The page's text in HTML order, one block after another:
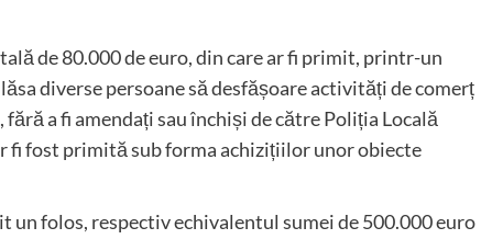
de 80.000 de euro, din care ar fi primit, printr-un
diverse persoane să desfășoare activități de comerț
a fi amendați sau închiși de către Poliția Locală
fi fost primită sub forma achizițiilor unor obiecte
un folos, respectiv echivalentul sumei de 500.000 euro